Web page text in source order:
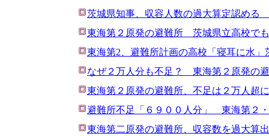
茨城県知事、収容人数の過大算定認める
東海第２原発の避難所 茨城県立高校で
東海第2、避難所計画の高校「寝耳に水
なぜ２万人分も不足？ 東海第２原発の
東海第２原発の避難所、不足は２万人超
避難所不足「６９００人分」 東海第２
東海第二原発の避難所、収容数を過大算